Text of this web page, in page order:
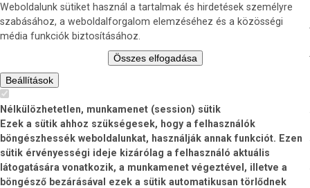
Weboldalunk sütiket használ a tartalmak és hirdetések személyre
szabásához, a weboldalforgalom elemzéséhez és a közösségi
média funkciók biztosításához.
Összes elfogadása
Beállítások
Nélkülözhetetlen, munkamenet (session) sütik
Ezek a sütik ahhoz szükségesek, hogy a felhasználók
böngészhessék weboldalunkat, használják annak funkciót. Ezen
sütik érvényességi ideje kizárólag a felhasználó aktuális
látogatására vonatkozik, a munkamenet végeztével, illetve a
böngésző bezárásával ezek a sütik automatikusan törlődnek